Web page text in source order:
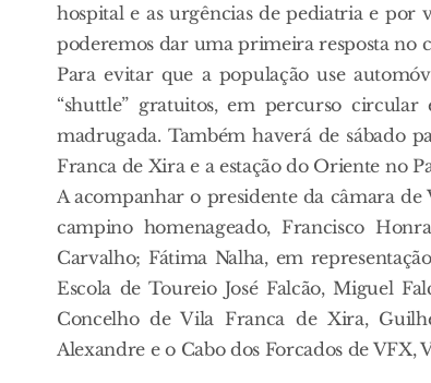
hospital e as urgências de pediatria e por
poderemos dar uma primeira resposta no
Para evitar que a população use
“shuttle” gratuitos, em percurso
madrugada. Também haverá de sábado
Franca de Xira e a estação do Oriente no
A acompanhar o presidente da câmara
campino homenageado, Francisco
Carvalho; Fátima Nalha, em
Escola de Toureio José Falcão, Miguel
Concelho de Vila Franca de Xira,
Alexandre e o Cabo dos Forcados de VFX,